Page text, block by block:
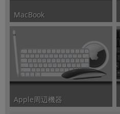
MacBook
Apple周辺機器